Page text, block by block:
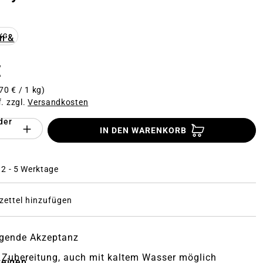
&
€ / 1 kg)
zzgl.Versandkosten
des Produktes "%product%":
IN DEN WARENKORB
- 5 Werktage
hinzufügen
Akzeptanz
auch mit kaltem Wasser möglich